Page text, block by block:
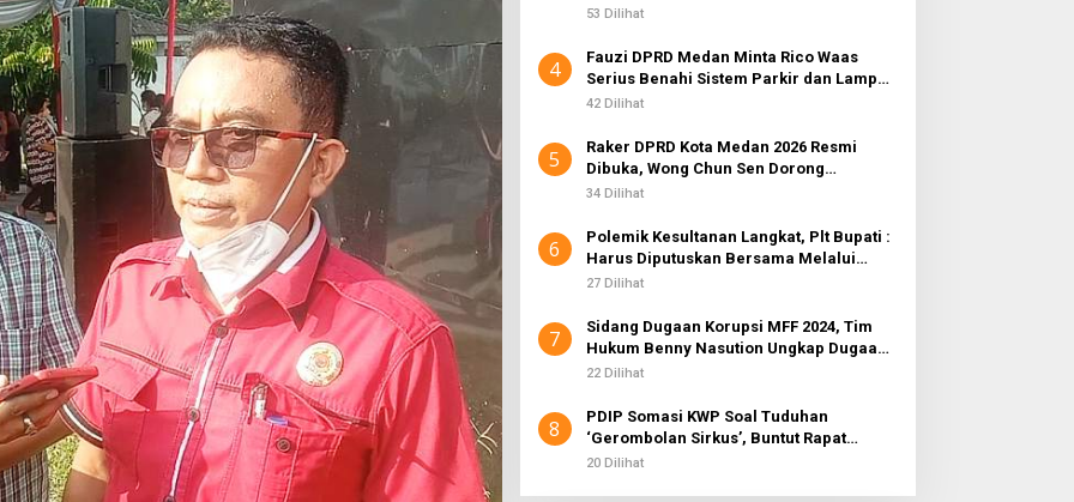
Campaign di PT Pasifik Medan Industri
53 Dilihat
4
Fauzi DPRD Medan Minta Rico Waas
Serius Benahi Sistem Parkir dan Lampu
Jalan yang Padam
42 Dilihat
5
Raker DPRD Kota Medan 2026 Resmi
Dibuka, Wong Chun Sen Dorong
Transformasi Digital
34 Dilihat
6
Polemik Kesultanan Langkat, Plt Bupati :
Harus Diputuskan Bersama Melalui
Forum Dialog
27 Dilihat
7
Sidang Dugaan Korupsi MFF 2024, Tim
Hukum Benny Nasution Ungkap Dugaan
Cacat Hukum LHP Inspektorat
22 Dilihat
8
PDIP Somasi KWP Soal Tuduhan
‘Gerombolan Sirkus’, Buntut Rapat
Komisi II Dipimpin Sufmi Dasco Ahmad
20 Dilihat